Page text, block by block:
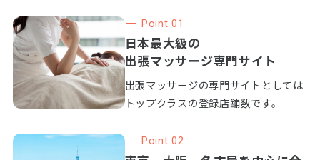
Point 01
日本最大級の
出張マッサージ専門サイト
出張マッサージの専門サイトとしては
トップクラスの登録店舗数です。
Point 02